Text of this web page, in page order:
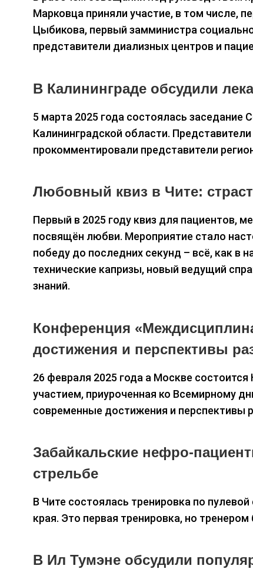
Марковца приняли участие, в том числе,
Цыбикова, первый замминистра
представители диализных центров и
В Калининграде обсудили
5 марта 2025 года состоялась
Калининградской области.
прокомментировали представители
Любовный квиз в Чите:
Первый в 2025 году квиз для пациентов,
посвящён любви. Мероприятие стало
победу до последних секунд – всё, как
технические капризы, новый ведущий
знаний.
Конференция
достижения и перспективы
26 февраля 2025 года а Москве
участием, приуроченная ко Всемирному
современные достижения и перспективы
Забайкальские нефро-
стрельбе
В Чите состоялась тренировка по
края. Это первая тренировка, но
В Ил Тумэне обсудили